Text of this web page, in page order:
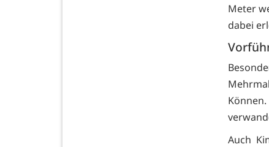
Meter
dabei
Auch